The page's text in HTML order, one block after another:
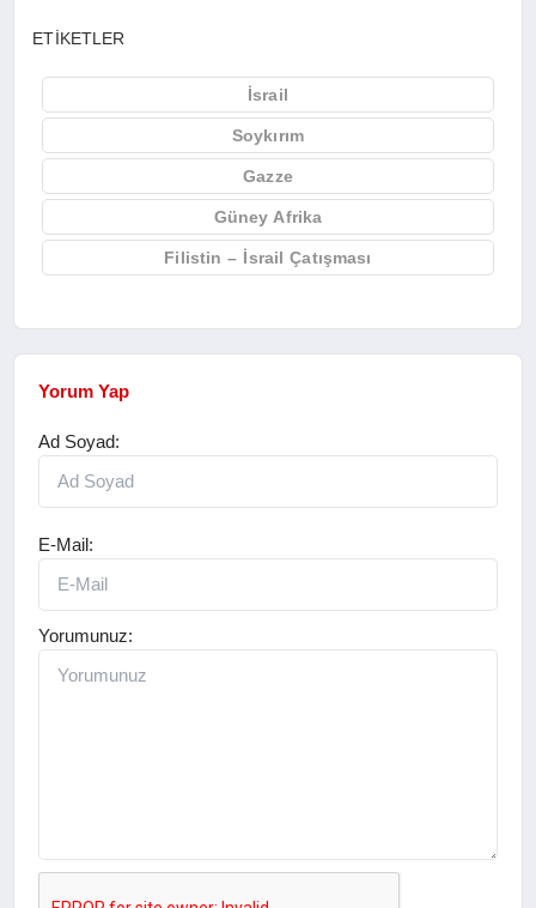
ETİKETLER
İsrail
Soykırım
Gazze
Güney Afrika
Filistin – İsrail Çatışması
Yorum Yap
Ad Soyad:
E-Mail:
Yorumunuz: